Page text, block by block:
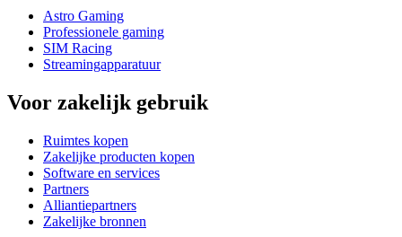
Astro Gaming
Professionele gaming
SIM Racing
Streamingapparatuur
Voor zakelijk gebruik
Ruimtes kopen
Zakelijke producten kopen
Software en services
Partners
Alliantiepartners
Zakelijke bronnen